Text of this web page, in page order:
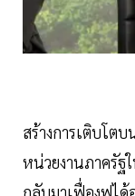
สร้างการเติบโต
หน่วยงานภาครัฐ